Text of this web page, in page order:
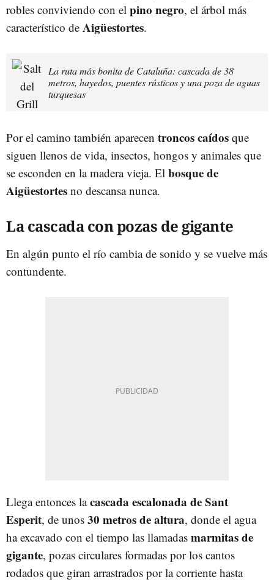
robles conviviendo con el pino negro, el árbol más
característico de Aigüestortes.
La ruta más bonita de Cataluña: cascada de 38
metros, hayedos, puentes rústicos y una poza de aguas
turquesas
Por el camino también aparecen troncos caídos que
siguen llenos de vida, insectos, hongos y animales que
se esconden en la madera vieja. El bosque de
Aigüestortes no descansa nunca.
La cascada con pozas de gigante
En algún punto el río cambia de sonido y se vuelve más
contundente.
Llega entonces lacascada escalonada de Sant
Esperit, de unos 30 metros de altura, donde el agua
ha excavado con el tiempo las llamadas marmitas de
gigante, pozas circulares formadas por los cantos
rodados que giran arrastrados por la corriente hasta